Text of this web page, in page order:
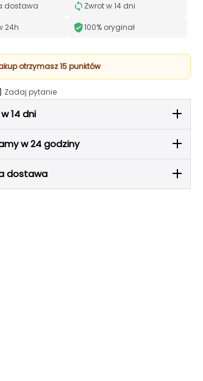
dostawa Zwrot w 14 dni
24h 100% oryginał
otrzymasz 15 punktów
Zadaj pytanie
14 dni
w 24 godziny
dostawa